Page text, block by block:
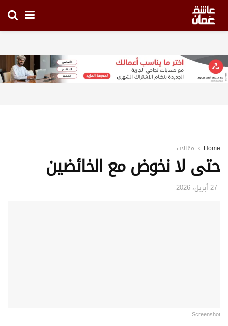
Home مقالات
حتى لا نخوض مع الخائضين
27 أبريل، 2026
Screenshot